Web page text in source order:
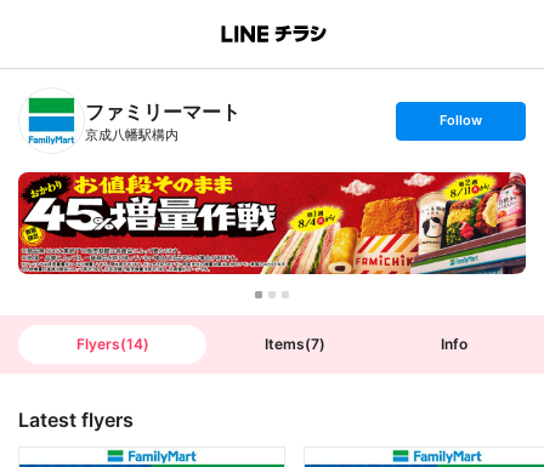
B
n
T
ファミリーマート
京成八幡駅構内
s
t
o
l
l
o
w
Follow
Flyers(14) Items(7) Info
Latest flyers